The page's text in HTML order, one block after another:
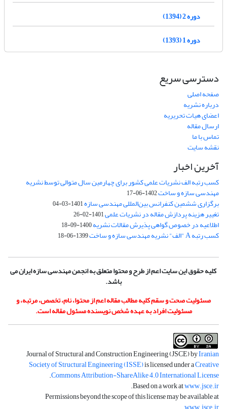
دوره 2 (1394)
دوره 1 (1393)
دسترسی سریع
صفحه اصلی
درباره نشریه
اعضای هیات تحریریه
ارسال مقاله
تماس با ما
نقشه سایت
آخرین اخبار
کسب رتبه الف نشریات علمی کشور برای چهارمین سال متوالی توسط نشریه
مهندسی سازه و ساخت1402-06-17
برگزاری ششمین کنفرانس بین‌المللی مهندسی سازه1401-03-04
تغییر هزینه پردازش مقاله در نشریات علمی1401-02-26
اطلاعیه در خصوص گواهی پذیرش مقالات نشریه1400-09-18
کسب رتبه A "الف" نشریه مهندسی سازه و ساخت 1399-06-18
کلیه حقوق این سایت اعم از طرح و محتوا متعلق به انجمن مهندسی سازه ایران می
باشد.
مسئولیت صحت و سقم کلیه مطالب مقاله اعم از محتوا، نام، تخصص، مرتبه، و
مسئولیت افراد به عهده شخص نویسنده مسئول مقاله است.
Journal of Structural and Construction Engineering (JSCE) byIranian
Society of Structural Engineering (ISSE)is licensed under aCreative
Commons Attribution-ShareAlike 4.0 International License
.
Based on a work atwww.jsce.ir
.
Permissions beyond the scope of this license may be available at